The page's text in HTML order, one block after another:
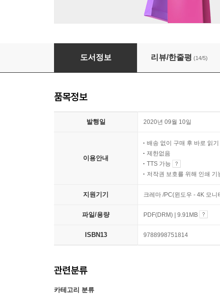
도서정보 리뷰/한줄평 (14/5)
품목정보
발행일 2020년 09월 10일
이용안내
배송 없이 구매 후 바로 읽기
제한없음
TTS 가능
저작권 보호를 위해 인쇄 기
지원기기 크레마 /PC(윈도우 - 4K 모
파일/용량 PDF(DRM) | 9.91MB
ISBN13 9788998751814
관련분류
카테고리 분류